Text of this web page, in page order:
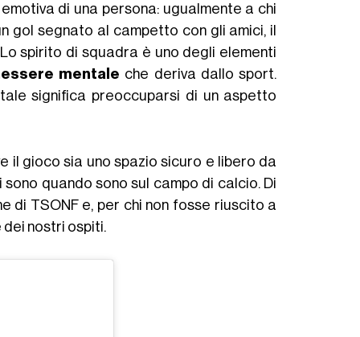
di una persona: ugualmente a chi
gol segnato al campetto con gli amici, il
spirito di squadra è uno degli elementi
mentale che deriva dallo sport.
significa preoccuparsi di un aspetto
il gioco sia uno spazio sicuro e libero da
quando sono sul campo di calcio. Di
di TSONF e, per chi non fosse riuscito a
nostri ospiti.